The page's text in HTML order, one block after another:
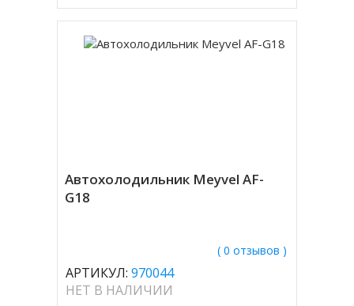
Автохолодильник Meyvel AF-
G18
( 0 отзывов )
АРТИКУЛ: 970044
НЕТ В НАЛИЧИИ